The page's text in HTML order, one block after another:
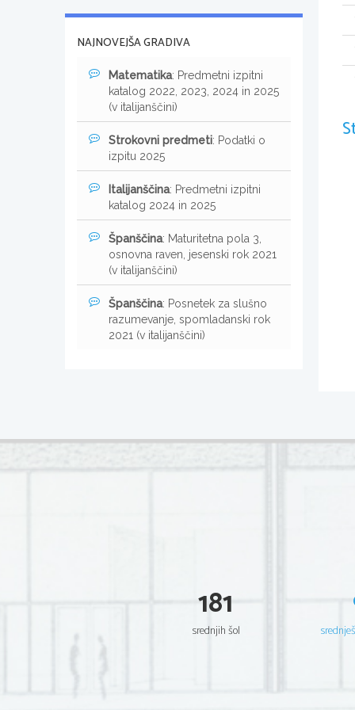
NAJNOVEJŠA GRADIVA
Matematika: Predmetni izpitni
katalog 2022, 2023, 2024 in 2025
(v italijanščini)
Strokovni predmeti: Podatki o
izpitu 2025
Italijanščina: Predmetni izpitni
katalog 2024 in 2025
Španščina: Maturitetna pola 3,
osnovna raven, jesenski rok 2021
(v italijanščini)
Španščina: Posnetek za slušno
razumevanje, spomladanski rok
2021 (v italijanščini)
181
srednjih šol